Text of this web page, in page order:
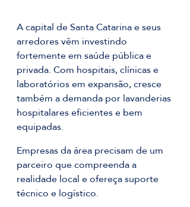
A capital de Santa Catarina e seus
arredores vêm investindo
fortemente em saúde pública e
privada. Com hospitais, clínicas e
laboratórios em expansão, cresce
também a demanda por lavanderias
hospitalares eficientes e bem
equipadas.
Empresas da área precisam de um
parceiro que compreenda a
realidade local e ofereça suporte
técnico e logístico.